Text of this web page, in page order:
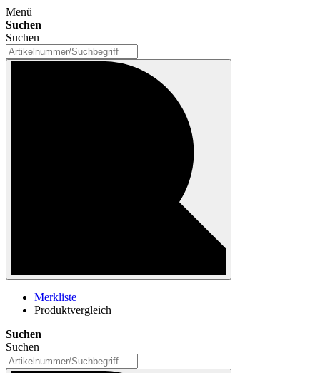
Menü
Suchen
Suchen
Merkliste
Produktvergleich
Suchen
Suchen